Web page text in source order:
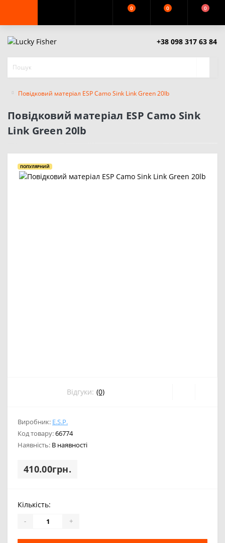
0 0 0
+38 098 317 63 84
Повідковий матеріал ESP Camo Sink Link Green 20lb
Повідковий матеріал ESP Camo Sink
Link Green 20lb
ПОПУЛЯРНИЙ
Відгуки: (0)
Виробник: E.S.P.
Код товару:66774
Наявність: В наявності
410.00грн.
Кількість:
- +